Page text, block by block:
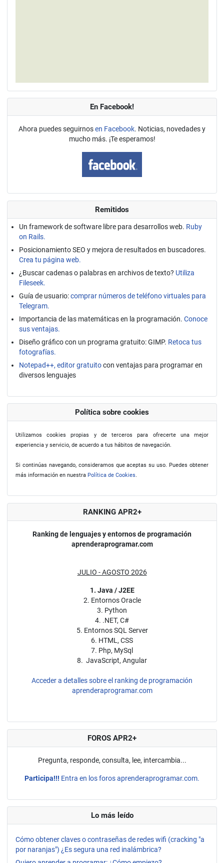
En Facebook!
Ahora puedes seguirnosen Facebook. Noticias, novedades y
mucho más. ¡Te esperamos!
Remitidos
Un framework de software libre para desarrollos web. Ruby
on Rails.
Posicionamiento SEO y mejora de resultados en buscadores.
Crea tu página web.
¿Buscar cadenas o palabras en archivos de texto? Utiliza
Fileseek.
Guía de usuario:comprar números de teléfono virtuales para
Telegram.
Importancia de las matemáticas en la programación. Conoce
sus ventajas.
Diseño gráfico con un programa gratuito: GIMP. Retoca tus
fotografías.
Notepad++, editor gratuitocon ventajas para programar en
diversos lenguajes
Política sobre cookies
Utilizamos cookies propias y de terceros para ofrecerte una mejor
experiencia y servicio, de acuerdo a tus hábitos de navegación.
Si continúas navegando, consideramos que aceptas su uso. Puedes obtener
más información en nuestra Política de Cookies.
RANKING APR2+
Ranking de lenguajes y entornos de programación
aprenderaprogramar.com
JULIO - AGOSTO 2026
1. Java / J2EE
2. Entornos Oracle
3. Python
4. .NET, C#
5. Entornos SQL Server
6. HTML, CSS
7. Php, MySql
8. JavaScript, Angular
Acceder a detalles sobre el ranking de programación
aprenderaprogramar.com
FOROS APR2+
Pregunta, responde, consulta, lee, intercambia...
Participa!!! Entra en los foros aprenderaprogramar.com.
Lo más leído
Cómo obtener claves o contraseñas de redes wifi (cracking "a
por naranjas") ¿Es segura una red inalámbrica?